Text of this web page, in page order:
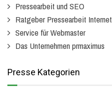
Pressearbeit und SEO
Ratgeber Pressearbeit Internet
Service für Webmaster
Das Unternehmen prmaximus
Presse Kategorien